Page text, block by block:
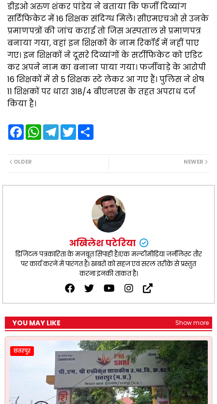
डीइओ अरुण शंकर पांडेय ने बताया कि फर्जी दिव्यांग
सर्टिफिकेट में 16 शिक्षक संदिग्ध मिले। सीएमएचओ से उनके
प्रमाणपत्रों की जांच कराई तो जिस अस्पताल से प्रमाणपत्र
बनाया गया, वहां इन शिक्षकों के नाम रिकॉर्ड में नहीं पाए
गए। इन शिक्षकों ने दूसरे दिव्यांगों के सर्टीफिकेट को एडिट
कर अपने नाम का बनाना पाया गया। फर्जीवाड़े के आरोपी
16 शिक्षकों में से 5 शिक्षक स्टे लेकर आ गए हैं। पुलिस ने शेष
11 शिक्षकों पर धारा 318/4 बीएनएस के तहत अपराध दर्ज
किया है।
F
a
b
o
W
T
e
T
w
NEWER
OLDER
अखिलेश पटेरिया
डिजिटल पत्रकारिता के मजबूत सिपाही हैं।एक मल्टीमीडिया जर्नलिस्ट तौर
पर कार्य करने में पारंगत हैं। खबरों को सहज एवं सरल तरीक़े से प्रस्तुत
करना इनकी ताकत है।
YOU MAY LIKE Show more
छतरपुर